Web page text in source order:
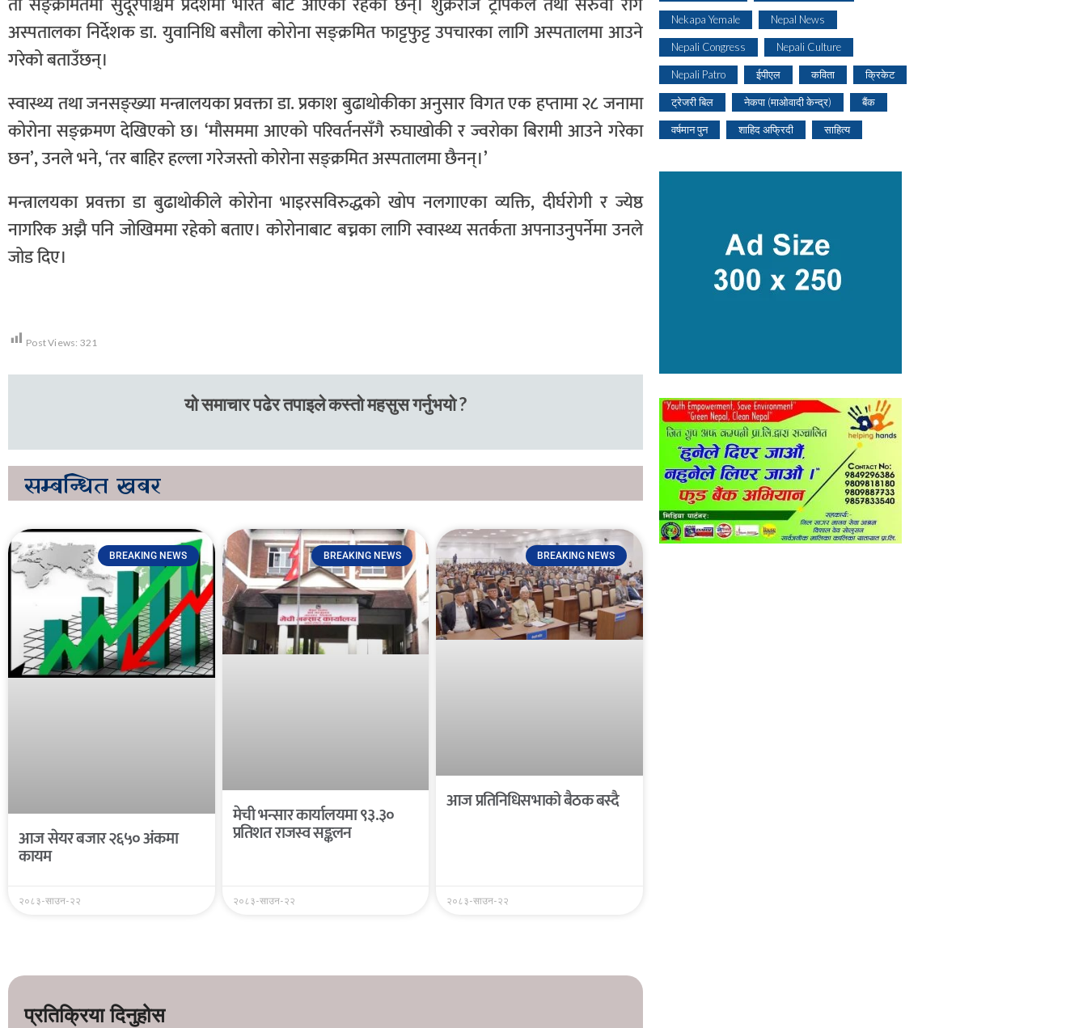
अस्पतालका निर्देशक डा. युवानिधि बसौला कोरोना सङ्क्रमित फाट्टफुट्ट उपचारका लागि अस्पतालमा आउने
गरेको बताउँछन्।
स्वास्थ्य तथा जनसङ्ख्या मन्त्रालयका प्रवक्ता डा. प्रकाश बुढाथोकीका अनुसार विगत एक हप्तामा २८ जनामा
कोरोना सङ्क्रमण देखिएको छ। ‘मौसममा आएको परिवर्तनसँगै रुघाखोकी र ज्वरोका बिरामी आउने गरेका
छन’, उनले भने, ‘तर बाहिर हल्ला गरेजस्तो कोरोना सङ्क्रमित अस्पतालमा छैनन्।’
मन्त्रालयका प्रवक्ता डा बुढाथोकीले कोरोना भाइरसविरुद्धको खोप नलगाएका व्यक्ति, दीर्घरोगी र ज्येष्ठ
नागरिक अझै पनि जोखिममा रहेको बताए। कोरोनाबाट बच्नका लागि स्वास्थ्य सतर्कता अपनाउनुपर्नेमा उनले
जोड दिए।
Post Views: 321
यो समाचार पढेर तपाइले कस्तो महसुस गर्नुभयो ?
सम्बन्धित खबर
BREAKING NEWS
आज सेयर बजार २६५० अंकमा
कायम
२०८३-साउन-२२
BREAKING NEWS
मेची भन्सार कार्यालयमा ९३.३०
प्रतिशत राजस्व सङ्कलन
२०८३-साउन-२२
BREAKING NEWS
आज प्रतिनिधिसभाको बैठक बस्दै
२०८३-साउन-२२
Nekapa Yemale Nepal News
Nepali Congress Nepali Culture
Nepali Patro ईपीएल कविता क्रिकेट
ट्रेजरी बिल नेकपा (माओवादी केन्द्र) बैंक
वर्षमान पुन शाहिद अफ्रिदी साहित्य